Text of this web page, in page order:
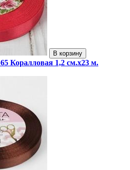
В корзину
Коралловая 1,2 см.х23 м.